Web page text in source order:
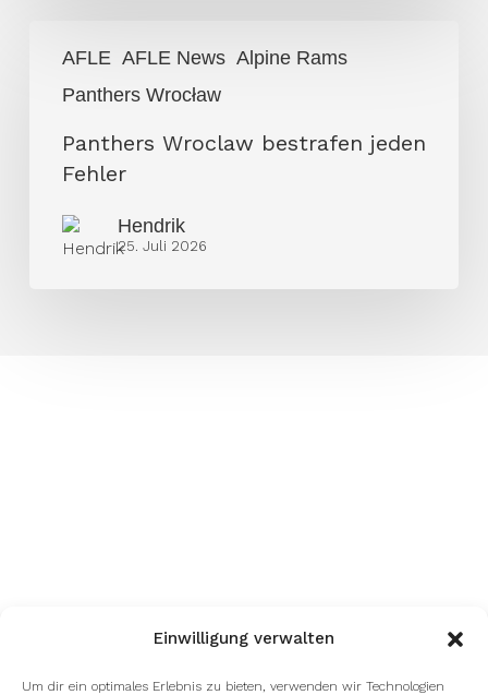
Einwilligung verwalten
Um dir ein optimales Erlebnis zu bieten, verwenden wir Technologien
AFLE AFLE News Alpine Rams
Panthers Wrocław
Wroclaw
bestrafen
Panthers Wroclaw bestrafen jeden
Fehler
Hendrik
25. Juli 2026